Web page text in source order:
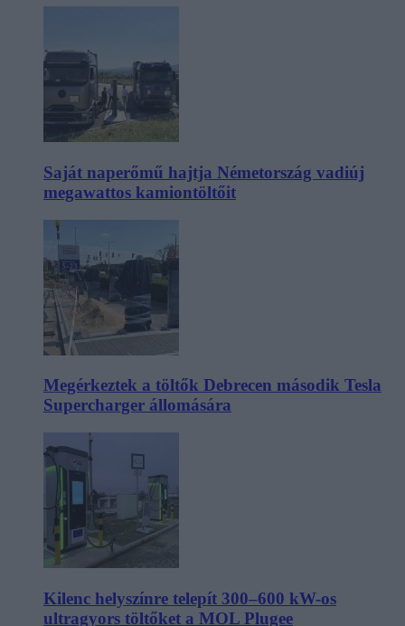
Saját naperőmű hajtja Németország vadiúj
megawattos kamiontöltőit
Megérkeztek a töltők Debrecen második Tesla
Supercharger állomására
Kilenc helyszínre telepít 300–600 kW-os
ultragyors töltőket a MOL Plugee